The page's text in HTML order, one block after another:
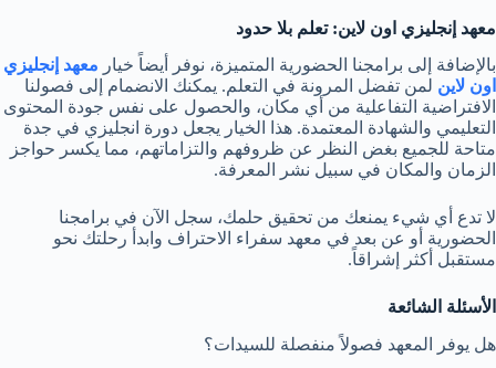
معهد إنجليزي اون لاين: تعلم بلا حدود
بالإضافة إلى برامجنا الحضورية المتميزة، نوفر أيضاً خيار معهد إنجليزي
اون لاين لمن تفضل المرونة في التعلم. يمكنك الانضمام إلى فصولنا
الافتراضية التفاعلية من أي مكان، والحصول على نفس جودة المحتوى
التعليمي والشهادة المعتمدة. هذا الخيار يجعل دورة انجليزي في جدة
متاحة للجميع بغض النظر عن ظروفهم والتزاماتهم، مما يكسر حواجز
الزمان والمكان في سبيل نشر المعرفة.
لا تدع أي شيء يمنعك من تحقيق حلمك، سجل الآن في برامجنا
الحضورية أو عن بعد في معهد سفراء الاحتراف وابدأ رحلتك نحو
مستقبل أكثر إشراقاً.
الأسئلة الشائعة
هل يوفر المعهد فصولاً منفصلة للسيدات؟